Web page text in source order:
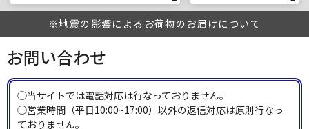
※地震の影響によるお荷物のお届けについて
お問い合わせ
◯当サイトでは電話対応は行なっておりません。
◯営業時間（平日10:00~17:00）以外の返信対応は原則行なっ
ておりません。